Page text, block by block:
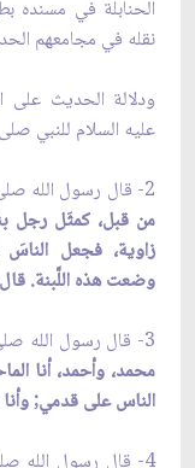
الحنابلة في مسنده
نقله في مجامعهم
ودلالة الحديث على
عليه السلام للنبي
2- قال رسول الله صلى الله عليه وآله وسلم:
من قبل، كمثَل رجل
زاوية، فجعل
وضعت هذه اللَّبنة. قال:
3- قال رسول الله صلى الله عليه وآله وسلم :
محمد، وأحمد، أنا
الناس على قدمي;